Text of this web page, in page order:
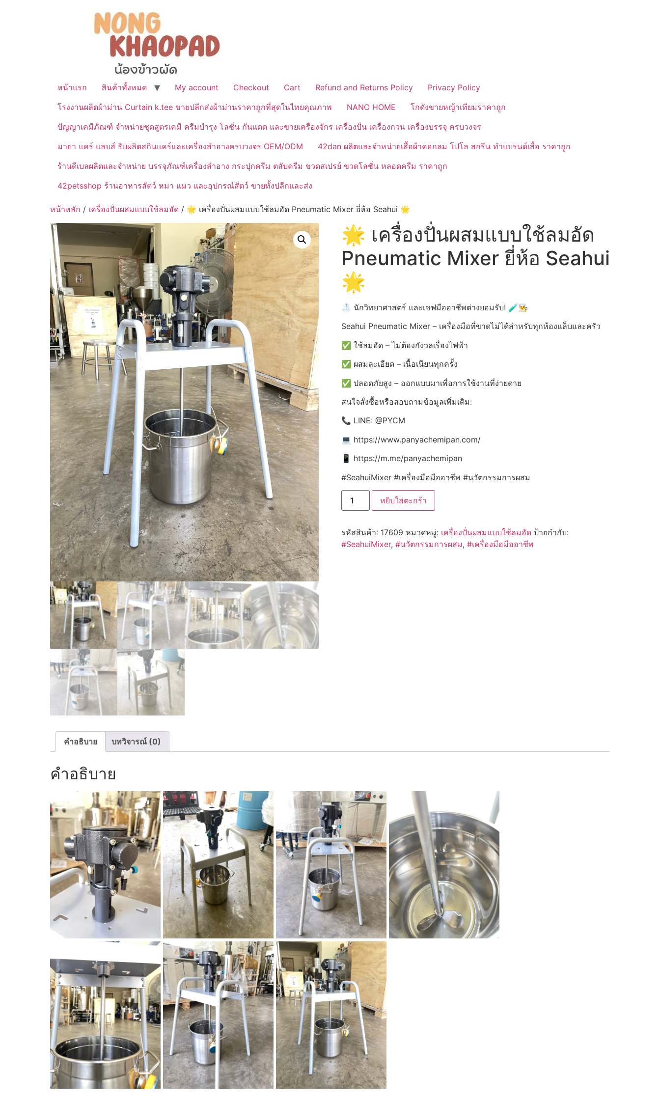
หน้าแรก สินค้าทั้งหมด My account Checkout Cart Refund and Returns Policy
Privacy Policy
โรงงานผลิตผ้าม่าน Curtain k.tee ขายปลีกส่งผ้าม่านราคาถูกที่สุดในไทยคุณภาพ
NANO HOME
โกดังขายหญ้าเทียมราคาถูก
ปัญญาเคมีภัณฑ์ จำหน่ายชุดสูตรเคมี ครีมบำรุง โลชั่น กันแดด และขายเครื่องจักร เครื่องปั่น เครื่องกวน เครื่องบรรจุ ครบวงจร
มายา แคร์ แลบส์ รับผลิตสกินแคร์และเครื่องสำอางครบวงจร OEM/ODM
42dan ผลิตและจำหน่ายเสื้อผ้าคอกลม โปโล สกรีน ทำแบรนด์เสื้อ ราคาถูก
ร้านดีเบลผลิตและจำหน่าย บรรจุภัณฑ์เครื่องสำอาง กระปุกครีม ตลับครีม ขวดสเปรย์ ขวดโลชั่น หลอดครีม ราคาถูก
42petsshop ร้านอาหารสัตว์ หมา แมว และอุปกรณ์สัตว์ ขายทั้งปลีกและส่ง
หน้าหลัก / เครื่องปั่นผสมแบบใช้ลมอัด / 🌟 เครื่องปั่นผสมแบบใช้ลมอัด Pneumatic Mixer ยี่ห้อ Seahui 🌟
🌟 เครื่องปั่นผสมแบบใช้ลมอัด
Pneumatic Mixer ยี่ห้อ Seahui
🌟
🥼 นักวิทยาศาสตร์ และเชฟมืออาชีพต่างยอมรับ! 🧪👨‍🍳
Seahui Pneumatic Mixer – เครื่องมือที่ขาดไม่ได้สำหรับทุกห้องแล็บและครัว
✅ ใช้ลมอัด – ไม่ต้องกังวลเรื่องไฟฟ้า
✅ ผสมละเอียด – เนื้อเนียนทุกครั้ง
✅ ปลอดภัยสูง – ออกแบบมาเพื่อการใช้งานที่ง่ายดาย
สนใจสั่งซื้อหรือสอบถามข้อมูลเพิ่มเติม:
📞 LINE: @PYCM
💻 https://www.panyachemipan.com/
📱 https://m.me/panyachemipan
#SeahuiMixer #เครื่องมือมืออาชีพ #นวัตกรรมการผสม
หยิบใส่ตะกร้า
รหัสสินค้า: 17609 หมวดหมู่: เครื่องปั่นผสมแบบใช้ลมอัด ป้ายกำกับ:
#SeahuiMixer, #นวัตกรรมการผสม, #เครื่องมือมืออาชีพ
คำอธิบาย บทวิจารณ์ (0)
คำอธิบาย